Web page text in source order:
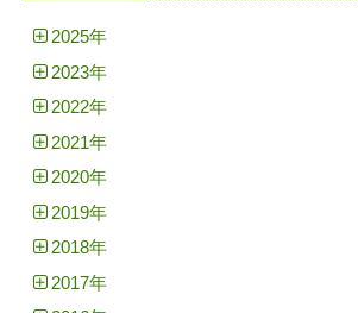
2025年
2023年
2022年
2021年
2020年
2019年
2018年
2017年